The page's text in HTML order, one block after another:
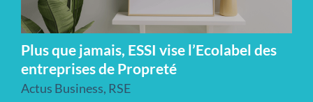
Plus que jamais, ESSI vise l’Ecolabel des
entreprises de Propreté
Actus Business, RSE